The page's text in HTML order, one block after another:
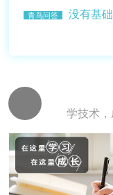
青鸟问答
没有基
学技术